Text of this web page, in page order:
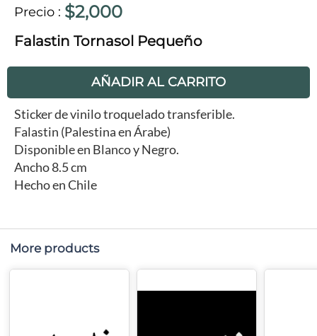
Precio : $2,000
Falastin Tornasol Pequeño
AÑADIR AL CARRITO
Sticker de vinilo troquelado transferible.
Falastin (Palestina en Árabe)
Disponible en Blanco y Negro.
Ancho 8.5 cm
Hecho en Chile
More products